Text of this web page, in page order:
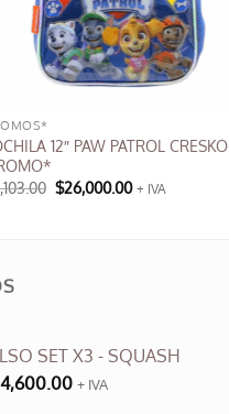
12″ PAW PATROL CRESKO
El
precio
$26,000.00El+ IVA
SET X3 - SQUASH
+ IVA